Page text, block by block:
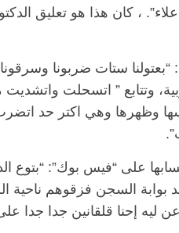
، كان هذا هو تعليق
ستات ضربونا
وتتابع ” اتسحلت واتشديت
وظهرها وهي اكتر حد
على “فيس بوك”: “بتوع
بوابة السجن فزقوهم ناحية
إحنا قلقانين جدا جدا